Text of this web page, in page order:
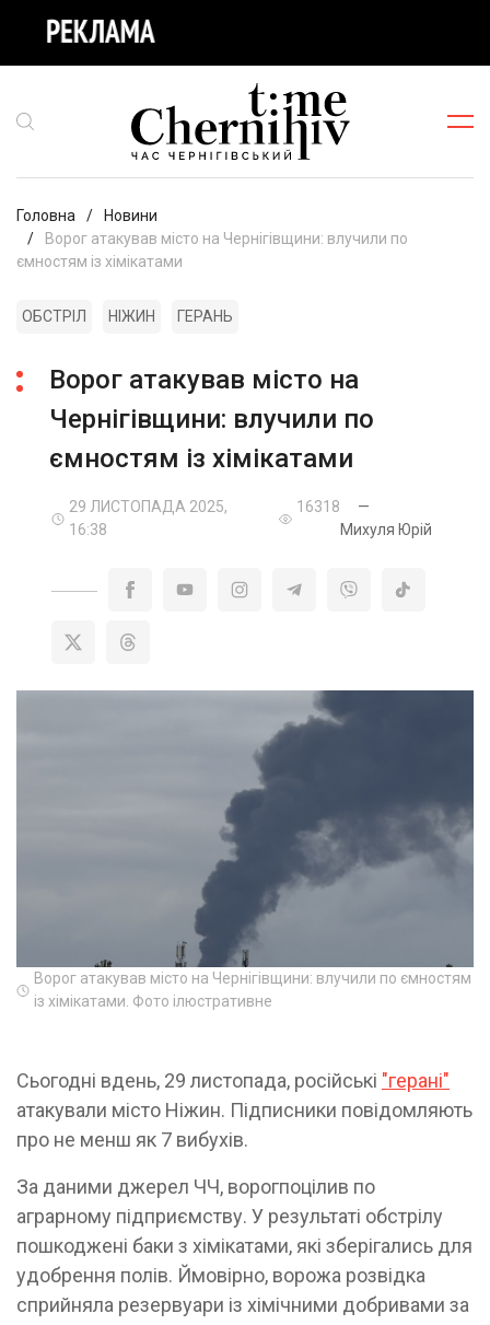
Головна
Новини
Ворог атакував місто на Чернігівщини: влучили по
ємностям із хімікатами
ОБСТРІЛ НІЖИН ГЕРАНЬ
Ворог атакував місто на
Чернігівщини: влучили по
ємностям із хімікатами
29 ЛИСТОПАДА 2025,
16:38
16318
—
Михуля Юрій
Ворог атакував місто на Чернігівщини: влучили по ємностям
із хімікатами. Фото ілюстративне
Сьогодні вдень, 29 листопада, російські "герані"
атакували місто Ніжин. Підписники повідомляють
про не менш як 7 вибухів.
За даними джерел ЧЧ, ворогпоцілив по
аграрному підприємству. У результаті обстрілу
пошкоджені баки з хімікатами, які зберігались для
удобрення полів. Ймовірно, ворожа розвідка
сприйняла резервуари із хімічними добривами за